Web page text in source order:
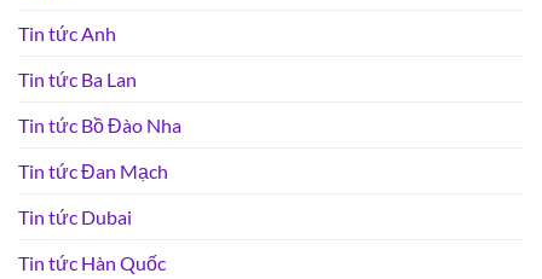
Tin tức Anh
Tin tức Ba Lan
Tin tức Bồ Đào Nha
Tin tức Đan Mạch
Tin tức Dubai
Tin tức Hàn Quốc